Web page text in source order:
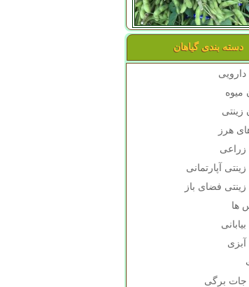
دسته بندی گیاهان
دارویی
میوه
زینتی
هرز
زراعی
آپارتمانی
زینتی فضای باز
ها
آبزی
برگی